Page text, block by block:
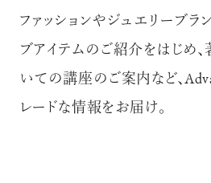
ファッションやジュエリーブラ
ブアイテムのご紹介をはじめ
いての講座のご案内など、
レードな情報をお届け。